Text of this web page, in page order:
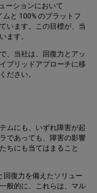
ーションにおいて
と 100% のプラットフ
います。この目標が、当
ます。
、当社は、回復力とアッ
ブリッドアプローチに移
ださい。
ムにも、いずれ障害が起
であっても、障害の影響
ちにも当てはまること
回復力を備えたソリュー
般的に、これらは、マル